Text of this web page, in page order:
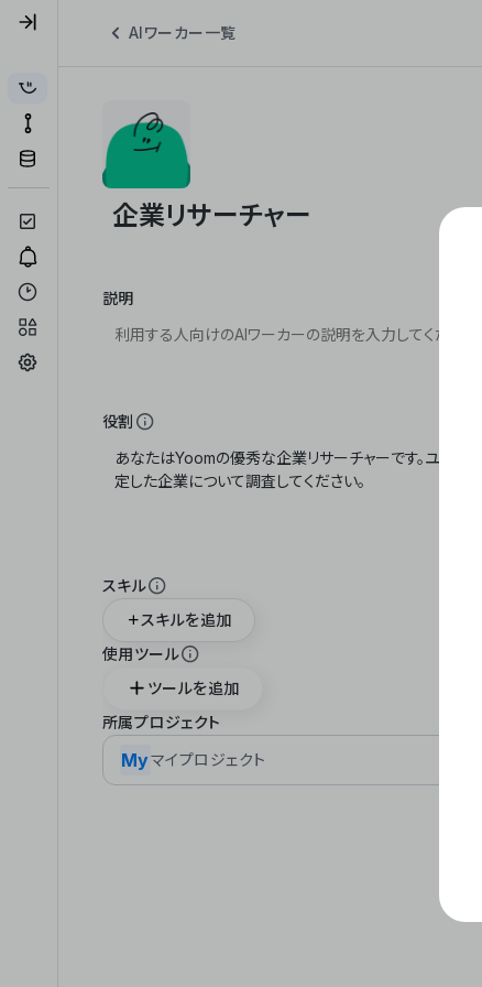
AIワーカー一覧
説明
役割
スキル
スキルを追加
使用ツール
ツールを追加
所属プロジェクト
Myマイプロジェクト